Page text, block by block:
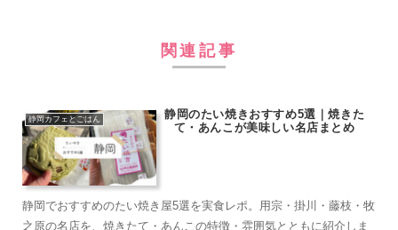
関連記事
静岡カフェとごはん
静岡のたい焼きおすすめ5選｜焼きた
て・あんこが美味しい名店まとめ
静岡でおすすめのたい焼き屋5選を実食レポ。用宗・掛川・藤枝・牧
之原の名店を、焼きたて・あんこの特徴・雰囲気とともに紹介しま